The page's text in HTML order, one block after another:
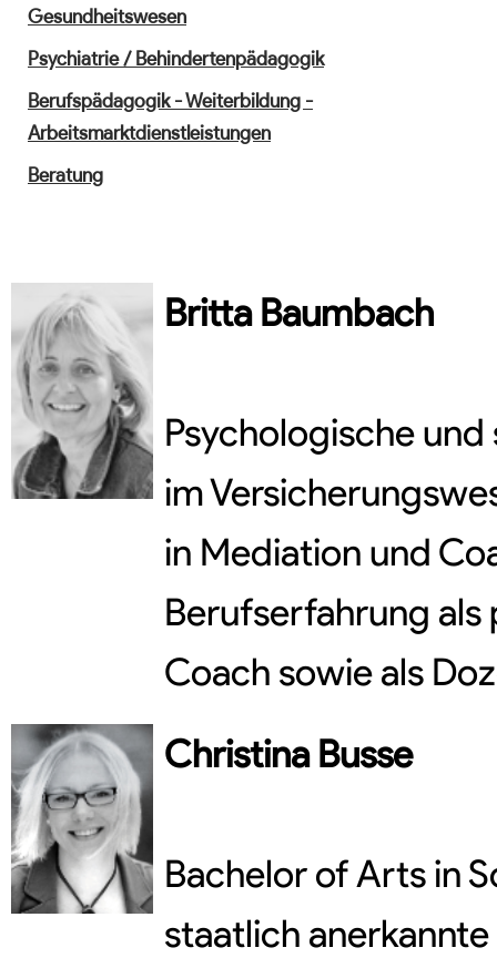
Gesundheitswesen
Psychiatrie / Behindertenpädagogik
Berufspädagogik - Weiterbildung -
Arbeitsmarktdienstleistungen
Beratung
Britta Baumbach
Psychologische
im
in Mediation und
Berufserfahrung
Coach sowie als
Christina Busse
Bachelor of Arts in
staatlich